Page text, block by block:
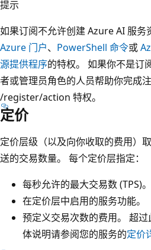
提示
如果订阅不允许创建 Azure AI 服务
Azure 门户、 PowerShell 命令或
源提供程序的特权。 如果你不是订
者或管理员角色的人员帮助你完成
/register/action 特权。
定价
定价层级（以及向你收取的费用）
送的交易数量。 每个定价层指定：
每秒允许的最大交易数 (TPS)。
在定价层中启用的服务功能。
预定义交易次数的费用。 超
体说明请参阅您的服务的定价